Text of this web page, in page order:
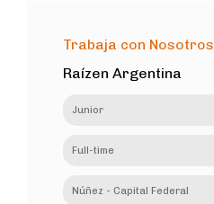
Trabaja con Nosotros
Raízen Argentina
Junior
Full-time
Núñez - Capital Federal